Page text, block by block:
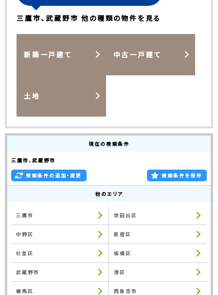
三鷹市、武蔵野市 他の種類の物件を見る
新築一戸建て 中古一戸建て
土地
現在の検索条件
三鷹市、武蔵野市
検索条件の追加・変更 検索条件を保存
他のエリア
三鷹市 世田谷区
中野区 新宿区
杉並区 板橋区
武蔵野市 港区
練馬区 西東京市